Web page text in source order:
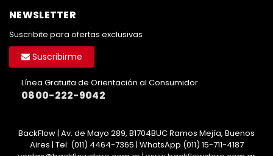
NEWSLETTER
Suscribite para ofertas exclusivas
Suscribirme
Línea Gratuita de Orientación al Consumidor
0800-222-9042
BackFlow | Av. de Mayo 289, B1704BUC Ramos Mejía, Buenos
Aires | Tel: (011) 4464-7365 | WhatsApp (011) 15-711-4187